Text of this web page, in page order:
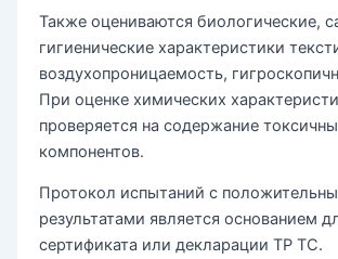
Также оцениваются биологические,
гигиенические характеристики
воздухопроницаемость,
При оценке химических
проверяется на содержание
компонентов.
Протокол испытаний с
результатами является основанием
сертификата или декларации ТР ТС.